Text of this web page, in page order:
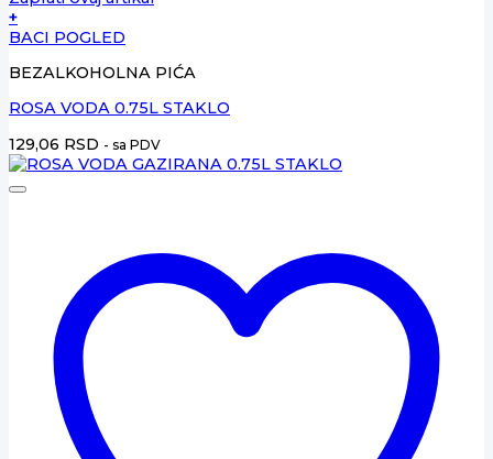
+
BACI POGLED
BEZALKOHOLNA PIĆA
ROSA VODA 0.75L STAKLO
129,06 RSD - sa PDV